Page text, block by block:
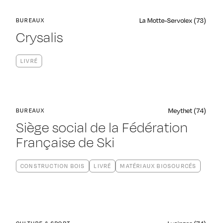
BUREAUX Meythet (74)
Siège social de la Fédération
Française de Ski
CONSTRUCTION BOIS LIVRÉ MATÉRIAUX BIOSOURCÉS
BUREAUX La Motte-Servolex (73)
Crysalis
LIVRÉ